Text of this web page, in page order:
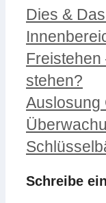
Kategorien
Dies &
Freistehen
stehen?
Auslosung
Schreibe